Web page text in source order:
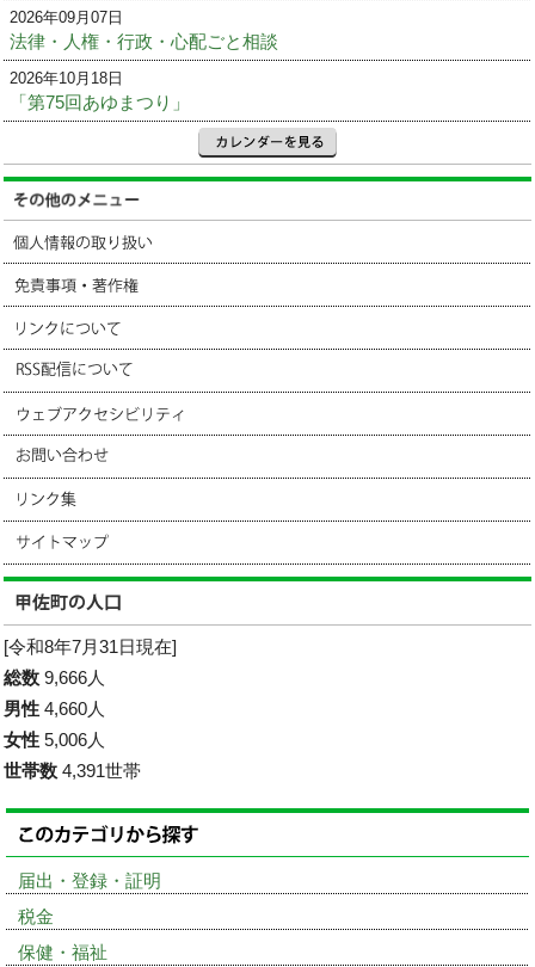
2026年09月07日
法律・人権・行政・心配ごと相談
2026年10月18日
「第75回あゆまつり」
[令和8年7月31日現在]
総数 9,666人
男性 4,660人
女性 5,006人
世帯数 4,391世帯
届出・登録・証明
税金
保健・福祉